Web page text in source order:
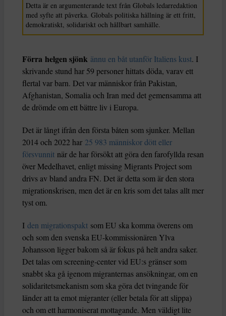
Detta är en argumenterande text från Globals ledarredaktion
med syfte att påverka. Globals politiska hållning är ett fritt,
demokratiskt, solidariskt och hållbart samhälle.
Förra helgen sjönk ännu en båt utanför Italiens kust. I
skrivande stund har 59 personer hittats döda, varav ett
flertal var barn. Det var människor från Pakistan,
Afghanistan, Somalia och Iran med det gemensamma att
de drömde om ett bättre liv i Europa.
Det är långt ifrån den första båten som sjunker. Mellan
2014 och 2022 har 25 983 människor dött eller
försvunnit när de har försökt att göra den farofyllda resan
över Medelhavet, enligt missing Migrants Project som
drivs av bland andra FN. Det är detta som är den stora
migrationskrisen, men det är en kris som det talas allt mer
tyst om.
I den migrationspakt som EU ska komma överens om
och som den svenska EU-kommissionären Ylva
Johansson ligger bakom så är fokus på helt andra saker.
Det talas om screening-center vid EU:s gränser som
snabbt ska gå igenom migranternas ansökningar, om en
solidaritetsmekanism som ska göra det tvingande för
länder att ta emot migranter (eller betala för att slippa)
och om ett harmoniserat mottagande. Men väldigt lite